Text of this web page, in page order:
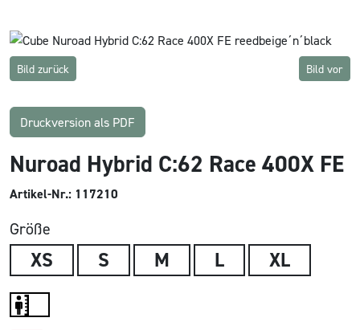
Bild zurück Bild vor
Druckversion als PDF
Nuroad Hybrid C:62 Race 400X FE
Artikel-Nr.: 117210
Größe
XS S M L XL